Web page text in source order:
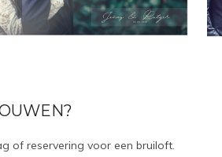
of reservering voor een bruiloft.